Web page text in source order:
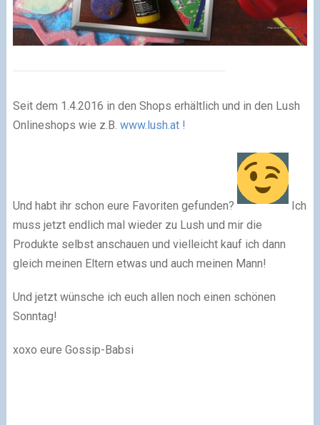
Seit dem 1.4.2016 in den Shops erhältlich und in den Lush
Onlineshops wie z.B. www.lush.at !
Und habt ihr schon eure Favoriten gefunden?
Ich
muss jetzt endlich mal wieder zu Lush und mir die
Produkte selbst anschauen und vielleicht kauf ich dann
gleich meinen Eltern etwas und auch meinen Mann!
Und jetzt wünsche ich euch allen noch einen schönen
Sonntag!
xoxo eure Gossip-Babsi